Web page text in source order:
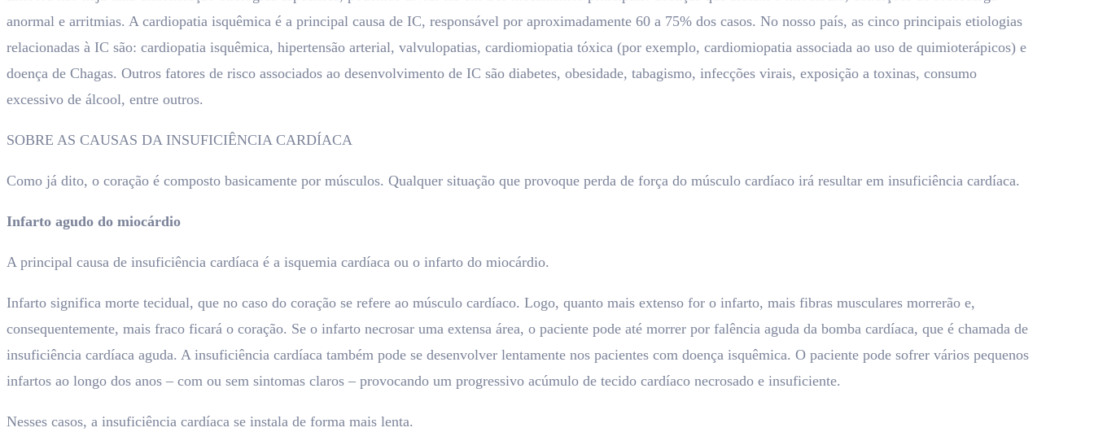
anormal e arritmias. A cardiopatia isquêmica é a principal causa de IC, responsável por aproximadamente 60 a 75% dos casos. No nosso país, as cinco principais etiologias
relacionadas à IC são: cardiopatia isquêmica, hipertensão arterial, valvulopatias, cardiomiopatia tóxica (por exemplo, cardiomiopatia associada ao uso de quimioterápicos) e
doença de Chagas. Outros fatores de risco associados ao desenvolvimento de IC são diabetes, obesidade, tabagismo, infecções virais, exposição a toxinas, consumo
excessivo de álcool, entre outros.
SOBRE AS CAUSAS DA INSUFICIÊNCIA CARDÍACA
Como já dito, o coração é composto basicamente por músculos. Qualquer situação que provoque perda de força do músculo cardíaco irá resultar em insuficiência cardíaca.
Infarto agudo do miocárdio
A principal causa de insuficiência cardíaca é a isquemia cardíaca ou o infarto do miocárdio.
Infarto significa morte tecidual, que no caso do coração se refere ao músculo cardíaco. Logo, quanto mais extenso for o infarto, mais fibras musculares morrerão e,
consequentemente, mais fraco ficará o coração. Se o infarto necrosar uma extensa área, o paciente pode até morrer por falência aguda da bomba cardíaca, que é chamada de
insuficiência cardíaca aguda. A insuficiência cardíaca também pode se desenvolver lentamente nos pacientes com doença isquêmica. O paciente pode sofrer vários pequenos
infartos ao longo dos anos – com ou sem sintomas claros – provocando um progressivo acúmulo de tecido cardíaco necrosado e insuficiente.
Nesses casos, a insuficiência cardíaca se instala de forma mais lenta.